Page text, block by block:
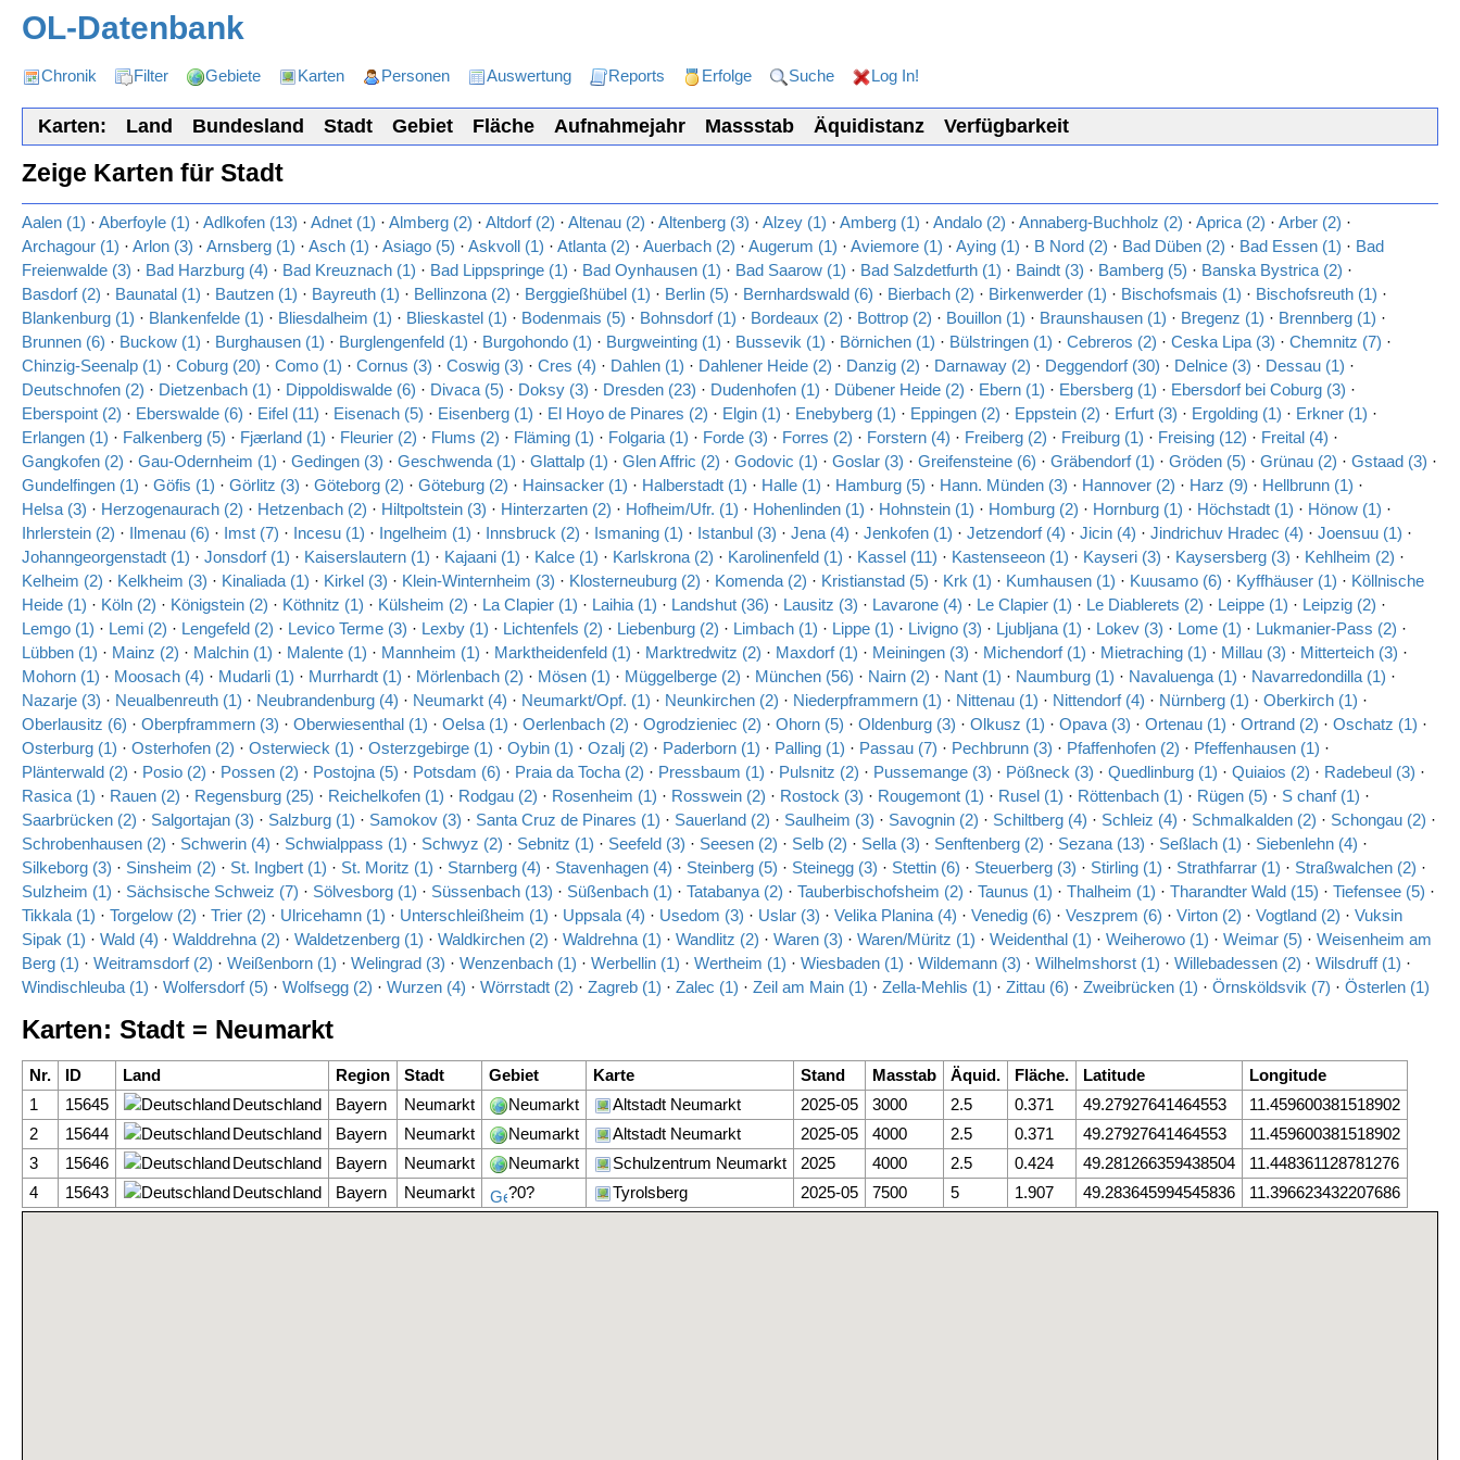
OL-Datenbank
Chronik Filter Gebiete Karten Personen Auswertung Reports Erfolge Suche Log In!
Karten: Land Bundesland Stadt Gebiet Fläche Aufnahmejahr Massstab Äquidistanz Verfügbarkeit
Zeige Karten für Stadt
Aalen (1) · Aberfoyle (1) · Adlkofen (13) · Adnet (1) · Almberg (2) · Altdorf (2) · Altenau (2) · Altenberg (3) · Alzey (1) · Amberg (1) · Andalo (2) · Annaberg-Buchholz (2) · Aprica (2) · Arber (2) ·
Archagour (1) · Arlon (3) · Arnsberg (1) · Asch (1) · Asiago (5) · Askvoll (1) · Atlanta (2) · Auerbach (2) · Augerum (1) · Aviemore (1) · Aying (1) · B Nord (2) · Bad Düben (2) · Bad Essen (1) · Bad
Freienwalde (3) · Bad Harzburg (4) · Bad Kreuznach (1) · Bad Lippspringe (1) · Bad Oynhausen (1) · Bad Saarow (1) · Bad Salzdetfurth (1) · Baindt (3) · Bamberg (5) · Banska Bystrica (2) ·
Basdorf (2) · Baunatal (1) · Bautzen (1) · Bayreuth (1) · Bellinzona (2) · Berggießhübel (1) · Berlin (5) · Bernhardswald (6) · Bierbach (2) · Birkenwerder (1) · Bischofsmais (1) · Bischofsreuth (1) ·
Blankenburg (1) · Blankenfelde (1) · Bliesdalheim (1) · Blieskastel (1) · Bodenmais (5) · Bohnsdorf (1) · Bordeaux (2) · Bottrop (2) · Bouillon (1) · Braunshausen (1) · Bregenz (1) · Brennberg (1) ·
Brunnen (6) · Buckow (1) · Burghausen (1) · Burglengenfeld (1) · Burgohondo (1) · Burgweinting (1) · Bussevik (1) · Börnichen (1) · Bülstringen (1) · Cebreros (2) · Ceska Lipa (3) · Chemnitz (7) ·
Chinzig-Seenalp (1) · Coburg (20) · Como (1) · Cornus (3) · Coswig (3) · Cres (4) · Dahlen (1) · Dahlener Heide (2) · Danzig (2) · Darnaway (2) · Deggendorf (30) · Delnice (3) · Dessau (1) ·
Deutschnofen (2) · Dietzenbach (1) · Dippoldiswalde (6) · Divaca (5) · Doksy (3) · Dresden (23) · Dudenhofen (1) · Dübener Heide (2) · Ebern (1) · Ebersberg (1) · Ebersdorf bei Coburg (3) ·
Eberspoint (2) · Eberswalde (6) · Eifel (11) · Eisenach (5) · Eisenberg (1) · El Hoyo de Pinares (2) · Elgin (1) · Enebyberg (1) · Eppingen (2) · Eppstein (2) · Erfurt (3) · Ergolding (1) · Erkner (1) ·
Erlangen (1) · Falkenberg (5) · Fjærland (1) · Fleurier (2) · Flums (2) · Fläming (1) · Folgaria (1) · Forde (3) · Forres (2) · Forstern (4) · Freiberg (2) · Freiburg (1) · Freising (12) · Freital (4) ·
Gangkofen (2) · Gau-Odernheim (1) · Gedingen (3) · Geschwenda (1) · Glattalp (1) · Glen Affric (2) · Godovic (1) · Goslar (3) · Greifensteine (6) · Gräbendorf (1) · Gröden (5) · Grünau (2) · Gstaad (3) ·
Gundelfingen (1) · Göfis (1) · Görlitz (3) · Göteborg (2) · Göteburg (2) · Hainsacker (1) · Halberstadt (1) · Halle (1) · Hamburg (5) · Hann. Münden (3) · Hannover (2) · Harz (9) · Hellbrunn (1) ·
Helsa (3) · Herzogenaurach (2) · Hetzenbach (2) · Hiltpoltstein (3) · Hinterzarten (2) · Hofheim/Ufr. (1) · Hohenlinden (1) · Hohnstein (1) · Homburg (2) · Hornburg (1) · Höchstadt (1) · Hönow (1) ·
Ihrlerstein (2) · Ilmenau (6) · Imst (7) · Incesu (1) · Ingelheim (1) · Innsbruck (2) · Ismaning (1) · Istanbul (3) · Jena (4) · Jenkofen (1) · Jetzendorf (4) · Jicin (4) · Jindrichuv Hradec (4) · Joensuu (1) ·
Johanngeorgenstadt (1) · Jonsdorf (1) · Kaiserslautern (1) · Kajaani (1) · Kalce (1) · Karlskrona (2) · Karolinenfeld (1) · Kassel (11) · Kastenseeon (1) · Kayseri (3) · Kaysersberg (3) · Kehlheim (2) ·
Kelheim (2) · Kelkheim (3) · Kinaliada (1) · Kirkel (3) · Klein-Winternheim (3) · Klosterneuburg (2) · Komenda (2) · Kristianstad (5) · Krk (1) · Kumhausen (1) · Kuusamo (6) · Kyffhäuser (1) · Köllnische
Heide (1) · Köln (2) · Königstein (2) · Köthnitz (1) · Külsheim (2) · La Clapier (1) · Laihia (1) · Landshut (36) · Lausitz (3) · Lavarone (4) · Le Clapier (1) · Le Diablerets (2) · Leippe (1) · Leipzig (2) ·
Lemgo (1) · Lemi (2) · Lengefeld (2) · Levico Terme (3) · Lexby (1) · Lichtenfels (2) · Liebenburg (2) · Limbach (1) · Lippe (1) · Livigno (3) · Ljubljana (1) · Lokev (3) · Lome (1) · Lukmanier-Pass (2) ·
Lübben (1) · Mainz (2) · Malchin (1) · Malente (1) · Mannheim (1) · Marktheidenfeld (1) · Marktredwitz (2) · Maxdorf (1) · Meiningen (3) · Michendorf (1) · Mietraching (1) · Millau (3) · Mitterteich (3) ·
Mohorn (1) · Moosach (4) · Mudarli (1) · Murrhardt (1) · Mörlenbach (2) · Mösen (1) · Müggelberge (2) · München (56) · Nairn (2) · Nant (1) · Naumburg (1) · Navaluenga (1) · Navarredondilla (1) ·
Nazarje (3) · Neualbenreuth (1) · Neubrandenburg (4) · Neumarkt (4) · Neumarkt/Opf. (1) · Neunkirchen (2) · Niederpframmern (1) · Nittenau (1) · Nittendorf (4) · Nürnberg (1) · Oberkirch (1) ·
Oberlausitz (6) · Oberpframmern (3) · Oberwiesenthal (1) · Oelsa (1) · Oerlenbach (2) · Ogrodzieniec (2) · Ohorn (5) · Oldenburg (3) · Olkusz (1) · Opava (3) · Ortenau (1) · Ortrand (2) · Oschatz (1) ·
Osterburg (1) · Osterhofen (2) · Osterwieck (1) · Osterzgebirge (1) · Oybin (1) · Ozalj (2) · Paderborn (1) · Palling (1) · Passau (7) · Pechbrunn (3) · Pfaffenhofen (2) · Pfeffenhausen (1) ·
Plänterwald (2) · Posio (2) · Possen (2) · Postojna (5) · Potsdam (6) · Praia da Tocha (2) · Pressbaum (1) · Pulsnitz (2) · Pussemange (3) · Pößneck (3) · Quedlinburg (1) · Quiaios (2) · Radebeul (3) ·
Rasica (1) · Rauen (2) · Regensburg (25) · Reichelkofen (1) · Rodgau (2) · Rosenheim (1) · Rosswein (2) · Rostock (3) · Rougemont (1) · Rusel (1) · Röttenbach (1) · Rügen (5) · S chanf (1) ·
Saarbrücken (2) · Salgortajan (3) · Salzburg (1) · Samokov (3) · Santa Cruz de Pinares (1) · Sauerland (2) · Saulheim (3) · Savognin (2) · Schiltberg (4) · Schleiz (4) · Schmalkalden (2) · Schongau (2) ·
Schrobenhausen (2) · Schwerin (4) · Schwialppass (1) · Schwyz (2) · Sebnitz (1) · Seefeld (3) · Seesen (2) · Selb (2) · Sella (3) · Senftenberg (2) · Sezana (13) · Seßlach (1) · Siebenlehn (4) ·
Silkeborg (3) · Sinsheim (2) · St. Ingbert (1) · St. Moritz (1) · Starnberg (4) · Stavenhagen (4) · Steinberg (5) · Steinegg (3) · Stettin (6) · Steuerberg (3) · Stirling (1) · Strathfarrar (1) · Straßwalchen (2) ·
Sulzheim (1) · Sächsische Schweiz (7) · Sölvesborg (1) · Süssenbach (13) · Süßenbach (1) · Tatabanya (2) · Tauberbischofsheim (2) · Taunus (1) · Thalheim (1) · Tharandter Wald (15) · Tiefensee (5) ·
Tikkala (1) · Torgelow (2) · Trier (2) · Ulricehamn (1) · Unterschleißheim (1) · Uppsala (4) · Usedom (3) · Uslar (3) · Velika Planina (4) · Venedig (6) · Veszprem (6) · Virton (2) · Vogtland (2) · Vuksin
Sipak (1) · Wald (4) · Walddrehna (2) · Waldetzenberg (1) · Waldkirchen (2) · Waldrehna (1) · Wandlitz (2) · Waren (3) · Waren/Müritz (1) · Weidenthal (1) · Weiherowo (1) · Weimar (5) · Weisenheim am
Berg (1) · Weitramsdorf (2) · Weißenborn (1) · Welingrad (3) · Wenzenbach (1) · Werbellin (1) · Wertheim (1) · Wiesbaden (1) · Wildemann (3) · Wilhelmshorst (1) · Willebadessen (2) · Wilsdruff (1) ·
Windischleuba (1) · Wolfersdorf (5) · Wolfsegg (2) · Wurzen (4) · Wörrstadt (2) · Zagreb (1) · Zalec (1) · Zeil am Main (1) · Zella-Mehlis (1) · Zittau (6) · Zweibrücken (1) · Örnsköldsvik (7) · Österlen (1)
Karten: Stadt = Neumarkt
Nr. ID Land Region Stadt Gebiet Karte Stand Masstab Äquid. Fläche. Latitude
Longitude
1
15645 Deutschland Bayern Neumarkt Neumarkt Altstadt Neumarkt 2025-05 3000 2.5 0.371 49.27927641464553
11.459600381518902
2
15644 Deutschland Bayern Neumarkt Neumarkt Altstadt Neumarkt 2025-05 4000 2.5 0.371 49.27927641464553
11.459600381518902
3
15646 Deutschland Bayern Neumarkt Neumarkt Schulzentrum Neumarkt 2025 4000 2.5 0.424 49.281266359438504
11.448361128781276
4
15643 Deutschland Bayern Neumarkt ?0? Tyrolsberg 2025-05 7500 5 1.907 49.283645994545836 11.396623432207686